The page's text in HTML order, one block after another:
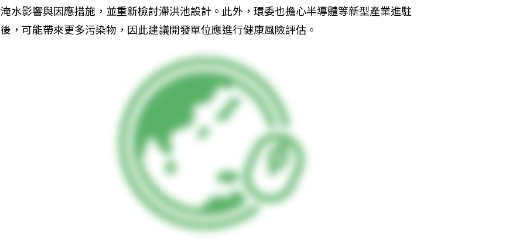
淹水影響與因應措施，並重新檢討滯洪池設計。此外，環委也擔心半導體等新型產業進駐
後，可能帶來更多污染物，因此建議開發單位應進行健康風險評估。